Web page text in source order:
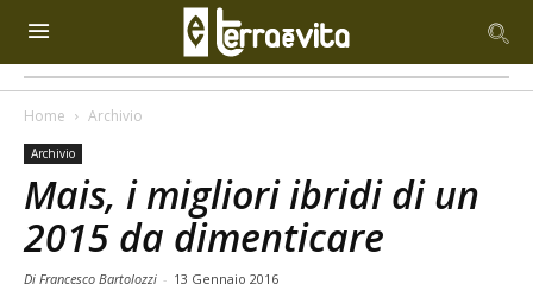
Home Archivio
Archivio
Mais, i migliori ibridi di un
2015 da dimenticare
Di Francesco Bartolozzi - 13 Gennaio 2016